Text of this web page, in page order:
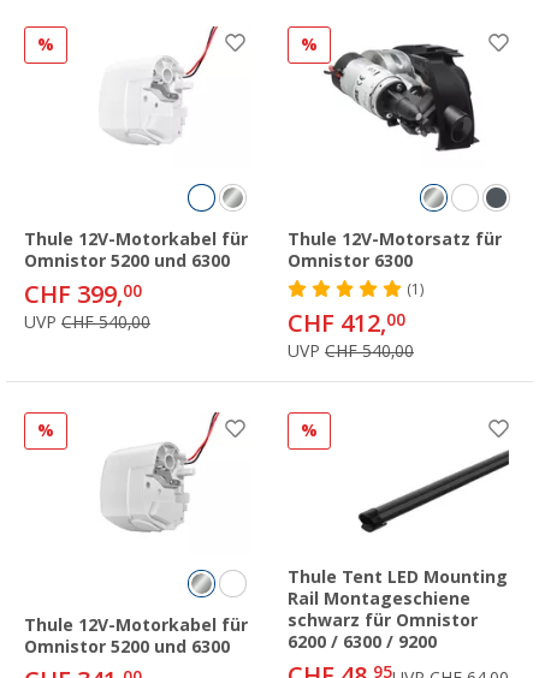
%
Thule 12V-Motorkabel für
Omnistor 5200 und 6300
CHF 399,00
UVP CHF 540,00
%
Thule 12V-Motorsatz für
Omnistor 6300
(1)
CHF 412,00
UVP CHF 540,00
%
Thule 12V-Motorkabel für
Omnistor 5200 und 6300
%
Thule Tent LED Mounting
Rail Montageschiene
schwarz für Omnistor
6200 / 6300 / 9200
95